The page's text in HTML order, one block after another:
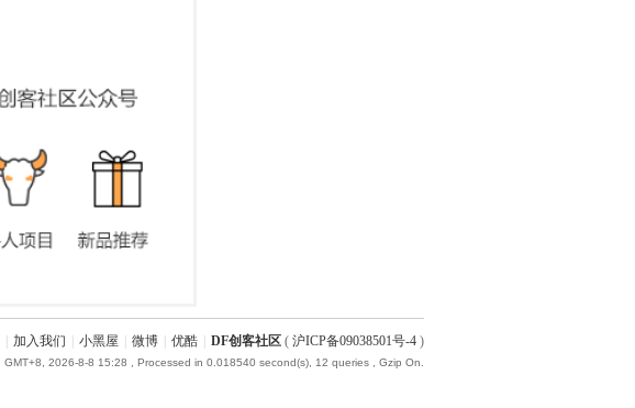
加入我们 小黑屋 微博 优酷 DF创客社区 ( 沪ICP备09038501号-4 )
GMT+8, 2026-8-8 15:28 , Processed in 0.018540 second(s), 12 queries , Gzip On.